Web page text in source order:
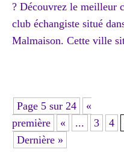
? Découvrez le meilleur
club échangiste situé
Malmaison. Cette ville
Page 5 sur 24
«
première
« ... 3 4
Dernière »